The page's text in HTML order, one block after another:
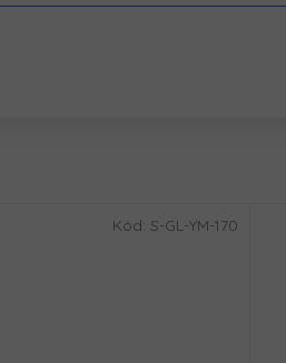
Kód: S-GL-YM-170